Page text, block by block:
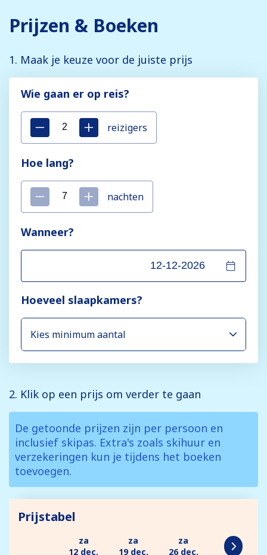
Prijzen & Boeken
1. Maak je keuze voor de juiste prijs
Wie gaan er op reis?
reizigers
Hoe lang?
nachten
Wanneer?
Hoeveel slaapkamers?
2. Klik op een prijs om verder te gaan
De getoonde prijzen zijn per persoon en
inclusief skipas. Extra's zoals skihuur en
verzekeringen kun je tijdens het boeken
toevoegen.
Prijstabel
za
12 dec.
za
19 dec.
za
26 dec.